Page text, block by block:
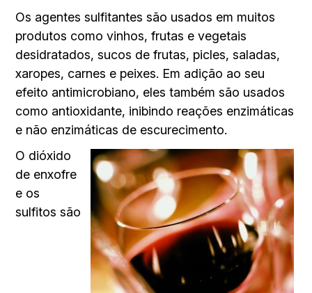
Os agentes sulfitantes são usados em muitos
produtos como vinhos, frutas e vegetais
desidratados, sucos de frutas, picles, saladas,
xaropes, carnes e peixes. Em adição ao seu
efeito antimicrobiano, eles também são usados
como antioxidante, inibindo reações enzimáticas
e não enzimáticas de escurecimento.
O dióxido
de enxofre
e os
sulfitos são